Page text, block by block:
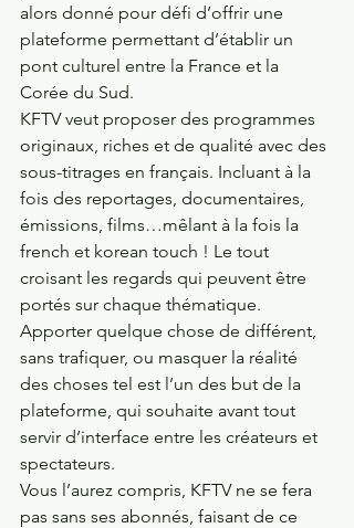
alors donné pour défi d’offrir une
plateforme permettant d’établir un
pont culturel entre la France et la
Corée du Sud.
KFTV veut proposer des programmes
originaux, riches et de qualité avec des
sous-titrages en français. Incluant à la
fois des reportages, documentaires,
émissions, films…mêlant à la fois la
french et korean touch ! Le tout
croisant les regards qui peuvent être
portés sur chaque thématique.
Apporter quelque chose de différent,
sans trafiquer, ou masquer la réalité
des choses tel est l’un des but de la
plateforme, qui souhaite avant tout
servir d’interface entre les créateurs et
spectateurs.
Vous l’aurez compris, KFTV ne se fera
pas sans ses abonnés, faisant de ce